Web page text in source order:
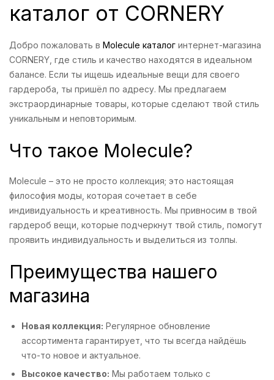
каталог от CORNERY
Добро пожаловать в Molecule каталог интернет-магазина
CORNERY, где стиль и качество находятся в идеальном
балансе. Если ты ищешь идеальные вещи для своего
гардероба, ты пришёл по адресу. Мы предлагаем
экстраординарные товары, которые сделают твой стиль
уникальным и неповторимым.
Что такое Molecule?
Molecule – это не просто коллекция; это настоящая
философия моды, которая сочетает в себе
индивидуальность и креативность. Мы привносим в твой
гардероб вещи, которые подчеркнут твой стиль, помогут
проявить индивидуальность и выделиться из толпы.
Преимущества нашего
магазина
Новая коллекция: Регулярное обновление
ассортимента гарантирует, что ты всегда найдёшь
что-то новое и актуальное.
Высокое качество: Мы работаем только с